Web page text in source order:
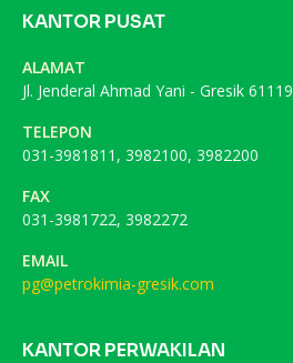
KANTOR PUSAT
ALAMAT
Jl. Jenderal Ahmad Yani - Gresik 61119
TELEPON
031-3981811, 3982100, 3982200
FAX
031-3981722, 3982272
EMAIL
pg@petrokimia-gresik.com
KANTOR PERWAKILAN